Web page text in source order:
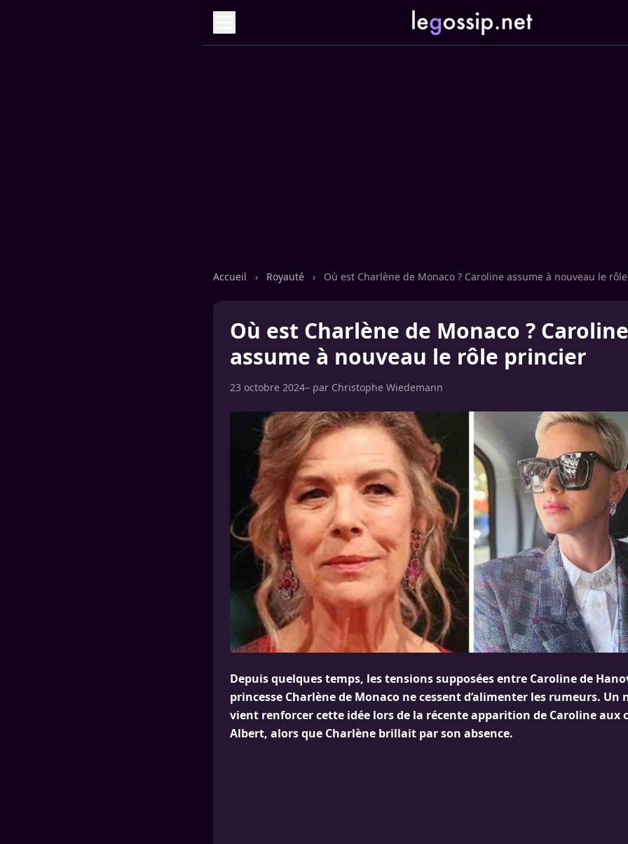
Accueil › Royauté › Où est Charlène de Monaco ? Caroline assume à nouveau le
Où est Charlène de Monaco ? Caroline
assume à nouveau le rôle princier
23 octobre 2024– par Christophe Wiedemann
Depuis quelques temps, les tensions supposées entre Caroline de
princesse Charlène de Monaco ne cessent d’alimenter les rumeurs. Un
vient renforcer cette idée lors de la récente apparition de Caroline aux
Albert, alors que Charlène brillait par son absence.